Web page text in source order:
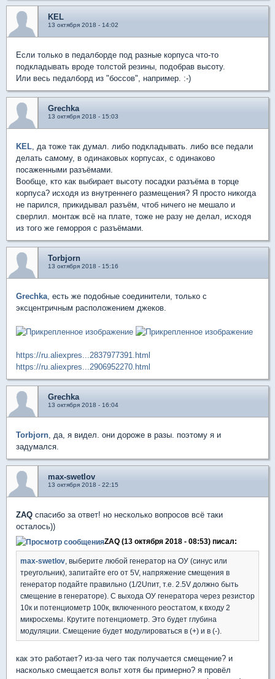
KEL
13 октября 2018 - 14:02
Если только в педалборде под разные корпуса что-то
подкладывать вроде толстой резины, подобрав высоту.
Или весь педалборд из "боссов", например. :-)
Grechka
13 октября 2018 - 15:03
KEL , да тоже так думал. либо подкладывать. либо все педали
делать самому, в одинаковых корпусах, с одинаково
посаженными разъёмами.
Вообще, кто как выбирает высоту посадки разъёма в торце
корпуса? исходя из внутреннего размещения? Я просто никогда
не парился, прикидывал разъём, чтоб ничего не мешало и
сверлил. монтаж всё на плате, тоже не разу не делал, исходя
из того же геморроя с разъёмами.
Torbjorn
13 октября 2018 - 15:16
Grechka , есть же подобные соединители, только с
эксцентричным расположением джеков.
https://ru.aliexpres...2837977391.html
https://ru.aliexpres...2906952270.html
Grechka
13 октября 2018 - 16:04
Torbjorn , да, я видел. они дороже в разы. поэтому я и
задумался.
max-swetlov
13 октября 2018 - 22:15
ZAQ спасибо за ответ! но несколько вопросов всё таки
осталось))
ZAQ (13 октября 2018 - 08:53) писал:
max-swetlov , выберите любой генератор на ОУ (синус или
треугольник), запитайте его от 5V, напряжение смещения в
генератор подайте правильно (1/2Uпит, т.е. 2.5V должно быть
смещение в генераторе). С выхода ОУ генератора через резистор
10к и потенциометр 100к, включенного реостатом, к входу 2
микросхемы. Крутите потенциометр. Это будет глубина
модуляции. Смещение будет модулироваться в (+) и в (-).
как это работает? из-за чего так получается смещение? и
насколько смещается вольт хотя бы примерно? я провёл